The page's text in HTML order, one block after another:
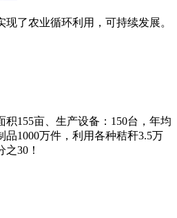
现了农业循环利用，可持续发展。
155亩、生产设备：150台，年均
品1000万件，利用各种秸秆3.5万
30！